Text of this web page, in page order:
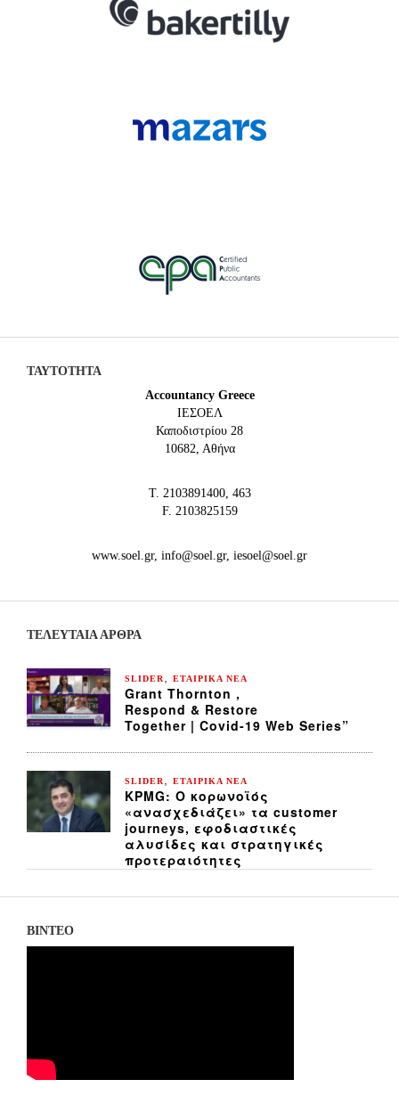
ΤΑΥΤΟΤΗΤΑ
Accountancy Greece
IEΣΟΕΛ
Καποδιστρίου 28
10682, Αθήνα
Τ. 2103891400, 463
F. 2103825159
www.soel.gr, info@soel.gr, iesoel@soel.gr
ΤΕΛΕΥΤΑΙΑ ΆΡΘΡΑ
SLIDER ΕΤΑΙΡΙΚΑ ΝΕΑ
Grant Thornton ,
Respond & Restore
Together | Covid-19 Web Series”
SLIDER ΕΤΑΙΡΙΚΑ ΝΕΑ
KPMG: Ο κορωνοϊός
«ανασχεδιάζει» τα customer
journeys, εφοδιαστικές
αλυσίδες και στρατηγικές
προτεραιότητες
ΒΙΝΤΕΟ